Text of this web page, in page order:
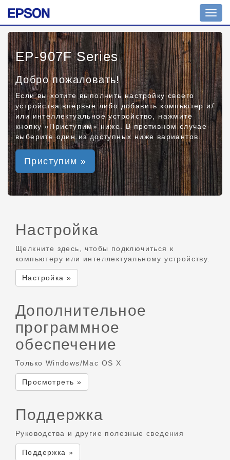
EP-907F Series
Добро пожаловать!
Если вы хотите выполнить настройку своего
устройства впервые либо добавить компьютер и/
или интеллектуальное устройство, нажмите
кнопку «Приступим» ниже. В противном случае
выберите один из доступных ниже вариантов.
Приступим »
Настройка
Щелкните здесь, чтобы подключиться к
компьютеру или интеллектуальному устройству.
Настройка »
Дополнительное
программное
обеспечение
Только Windows/Mac OS X
Просмотреть »
Поддержка
Руководства и другие полезные сведения
Поддержка »